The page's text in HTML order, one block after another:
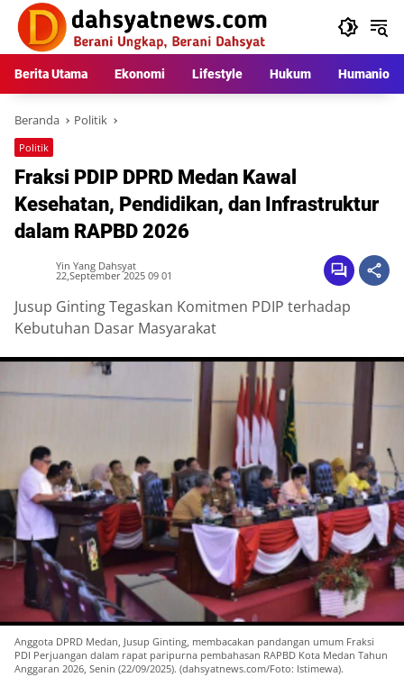
Langsung
konten
Berita Utama Ekonomi Lifestyle Hukum Humaniora
Beranda Politik
Politik
Fraksi PDIP DPRD Medan Kawal
Kesehatan, Pendidikan, dan Infrastruktur
dalam RAPBD 2026
Yin Yang Dahsyat
22,September 2025 09 01
Jusup Ginting Tegaskan Komitmen PDIP terhadap
Kebutuhan Dasar Masyarakat
Anggota DPRD Medan, Jusup Ginting, membacakan pandangan umum Fraksi
PDI Perjuangan dalam rapat paripurna pembahasan RAPBD Kota Medan Tahun
Anggaran 2026, Senin (22/09/2025). (dahsyatnews.com/Foto: Istimewa).